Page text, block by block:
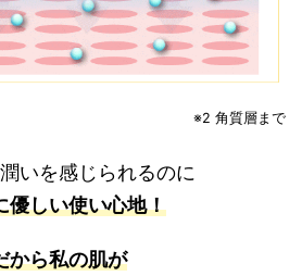
※2 角質層まで
いを感じられるのに
優しい使い心地！
から私の肌が